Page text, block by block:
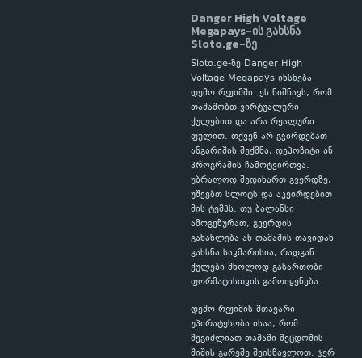
Danger High Voltage
Megapays-ის გახსნა
Sloto.ge-ზე
Sloto.ge-ზე Danger High
Voltage Megapays იხსნება
დემო რეჟიმში. ეს ნიშნავს, რომ
თამაშობთ ვირტუალური
ქულებით და არა რეალური
ფულით. თქვენ არ გჭირდებათ
ანგარიშის შექმნა, დეპოზიტი ან
პროგრამის ჩამოტვირთვა.
უბრალოდ შედიხართ გვერდზე,
უშვებთ სლოტს და აკვირდებით
მის ტემპს. თუ ბალანსი
ამოგეწურათ, გვერდის
განახლება ან თამაშის თავიდან
გახსნა საკმარისია, რადგან
ქულები მხოლოდ გასართობი
ფორმატისთვის გამოიყენება.
დემო რეჟიმის მთავარი
უპირატესობა ისაა, რომ
შეგიძლიათ თამაში შეცდომის
შიშის გარეშე შეისწავლოთ. ჯერ